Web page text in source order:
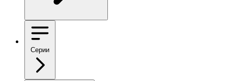
Серии